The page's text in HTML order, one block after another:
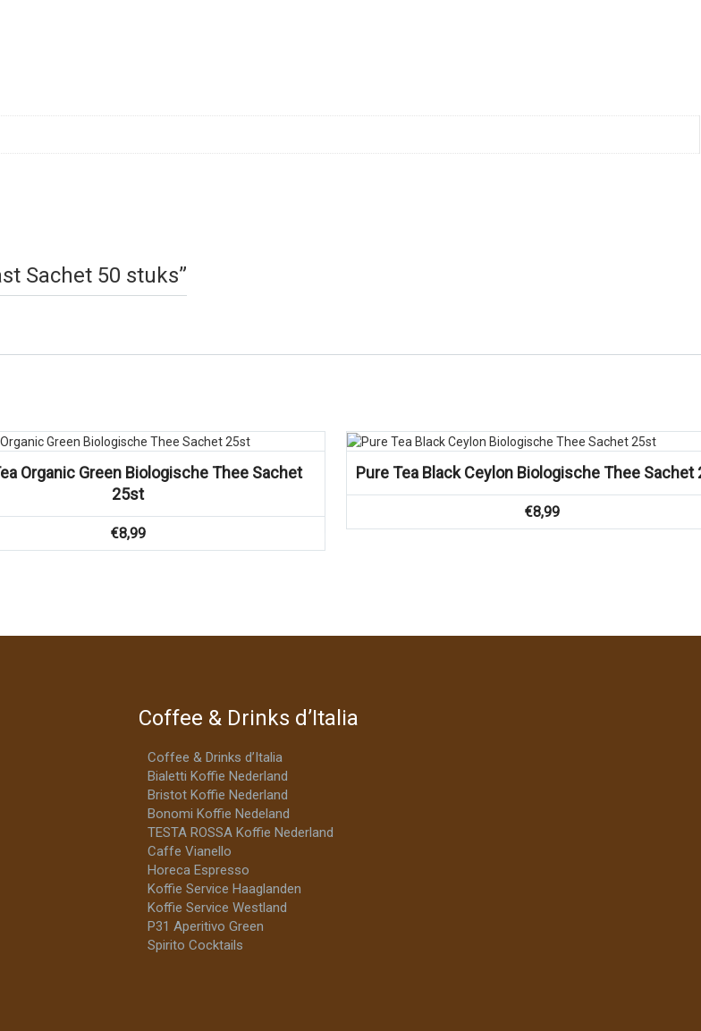
Sachet 50 stuks”
Organic Green Biologische Thee Sachet
25st
€8,99
Vergelijk
Pure Tea Black Ceylon Biologische Thee Sachet
€8,99
Coffee & Drinks d’Italia
Coffee & Drinks d’Italia
Bialetti Koffie Nederland
Bristot Koffie Nederland
Bonomi Koffie Nedeland
TESTA ROSSA Koffie Nederland
Caffe Vianello
Horeca Espresso
Koffie Service Haaglanden
Koffie Service Westland
P31 Aperitivo Green
Spirito Cocktails